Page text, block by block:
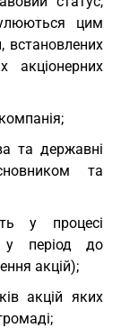
цим
встановлених
акціонерних
та державні
та
у процесі
у період до
акцій);
акцій яких